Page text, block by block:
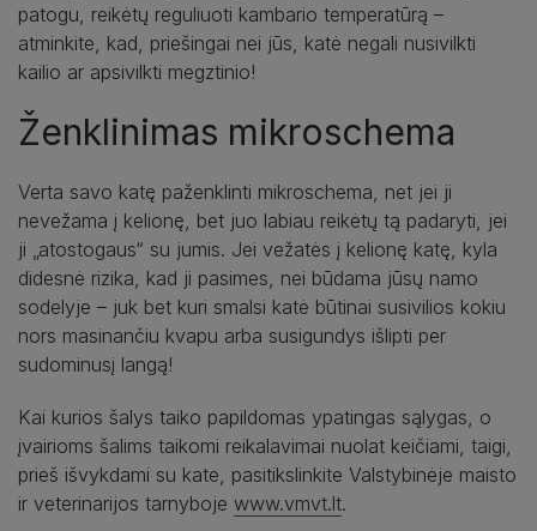
patogu, reikėtų reguliuoti kambario temperatūrą –
atminkite, kad, priešingai nei jūs, katė negali nusivilkti
kailio ar apsivilkti megztinio!
Ženklinimas mikroschema
Verta savo katę paženklinti mikroschema, net jei ji
nevežama į kelionę, bet juo labiau reikėtų tą padaryti, jei
ji „atostogaus“ su jumis. Jei vežatės į kelionę katę, kyla
didesnė rizika, kad ji pasimes, nei būdama jūsų namo
sodelyje – juk bet kuri smalsi katė būtinai susivilios kokiu
nors masinančiu kvapu arba susigundys išlipti per
sudominusį langą!
Kai kurios šalys taiko papildomas ypatingas sąlygas, o
įvairioms šalims taikomi reikalavimai nuolat keičiami, taigi,
prieš išvykdami su kate, pasitikslinkite Valstybinėje maisto
ir veterinarijos tarnyboje www.vmvt.lt.